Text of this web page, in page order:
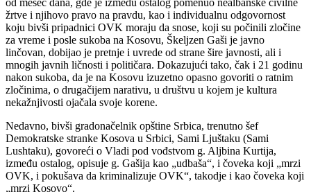
od mesec dana, gde je između ostalog pomenuo nealbanske civilne
žrtve i njihovo pravo na pravdu, kao i individualnu odgovornost
koju bivši pripadnici OVK moraju da snose, koji su počinili zločine
za vreme i posle sukoba na Kosovu, Škeljzen Gaši je javno
linčovan, dobijao je pretnje i uvrede od strane šire javnosti, ali i
mnogih javnih ličnosti i političara. Dokazujući tako, čak i 21 godinu
nakon sukoba, da je na Kosovu izuzetno opasno govoriti o ratnim
zločinima, o drugačijem narativu, u društvu u kojem je kultura
nekažnjivosti ojačala svoje korene.
Nedavno, bivši gradonačelnik opštine Srbica, trenutno šef
Demokratske stranke Kosova u Srbici, Sami Ljuštaku (Sami
Lushtaku), govoreći o Vladi pod vođstvom g. Aljbina Kurtija,
između ostalog, opisuje g. Gašija kao „udbaša“, i čoveka koji „mrzi
OVK, i pokušava da kriminalizuje OVK“, takodje i kao čoveka koji
„mrzi Kosovo“.